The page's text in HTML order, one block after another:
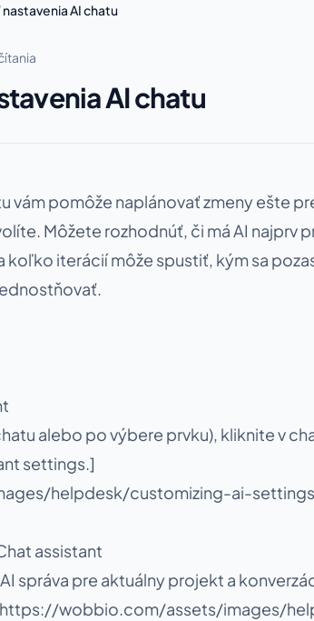
AI chatu
AI chatu
vám pomôže naplánovať zmeny ešte
Môžete rozhodnúť, či má AI najprv
iterácií môže spustiť, kým sa
alebo po výbere prvku), kliknite v
settings.]
helpdesk/customizing-ai-
assistant
správa pre aktuálny projekt a
wobbio.com/assets/images/